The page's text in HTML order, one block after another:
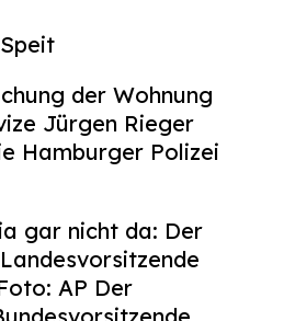
der Wohnung
Jürgen Rieger
Hamburger Polizei
gar nicht da: Der
AP Der